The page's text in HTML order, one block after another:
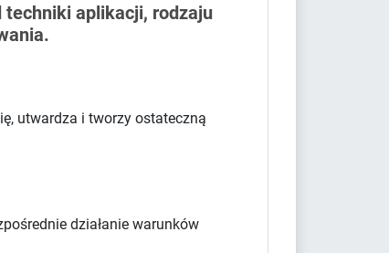
techniki aplikacji, rodzaju
utwardza i tworzy ostateczną
działanie warunków